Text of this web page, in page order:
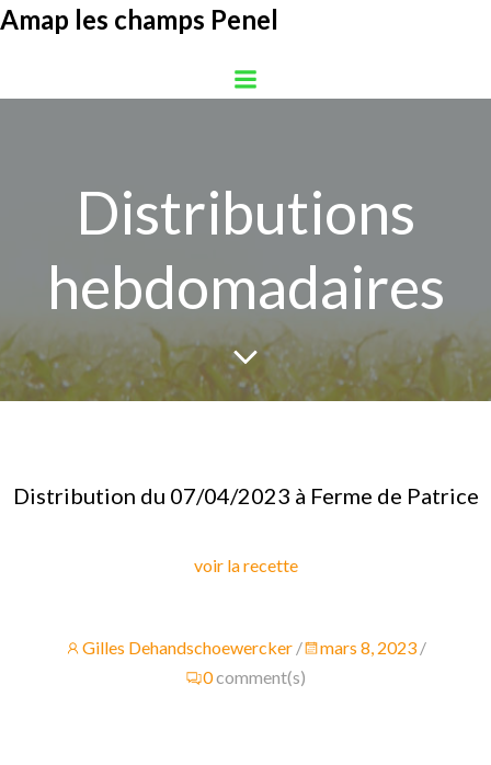
Aller
Amap les champs Penel
Distributions
hebdomadaires
Distribution du 07/04/2023 à Ferme de Patrice
voir la recette
Gilles Dehandschoewercker / mars 8, 2023 /
0comment(s)